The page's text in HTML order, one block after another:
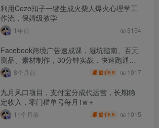
利用Coze扣子一键生成火柴人爆火心理学工
作流，保姆级教学
1年前 3154
Facebook跨境广告速成课，避坑指南、百元
测品、素材制作，30分钟实战，快速跑通首
单出单8个月前 盟币9.9 1017
九月风口项目，支付宝分成代运营，长期稳
定收入，零门槛单号每月1w＋
11个月前 盟币9.9 1015